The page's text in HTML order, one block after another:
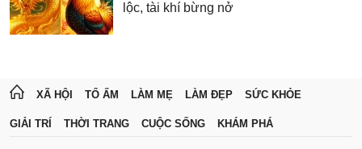
lộc, tài khí bừng nở
XÃ HỘI TỔ ẤM LÀM MẸ LÀM ĐẸP SỨC KHỎE
GIẢI TRÍ THỜI TRANG CUỘC SỐNG KHÁM PHÁ